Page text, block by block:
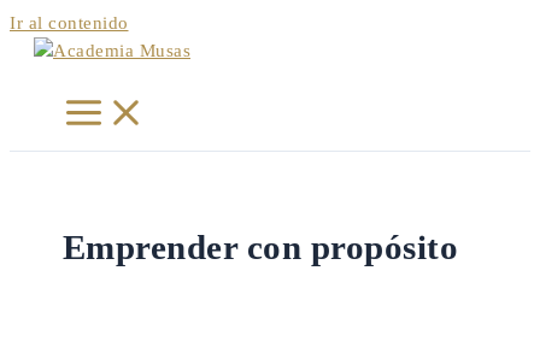
Ir al contenido
Emprender con propósito